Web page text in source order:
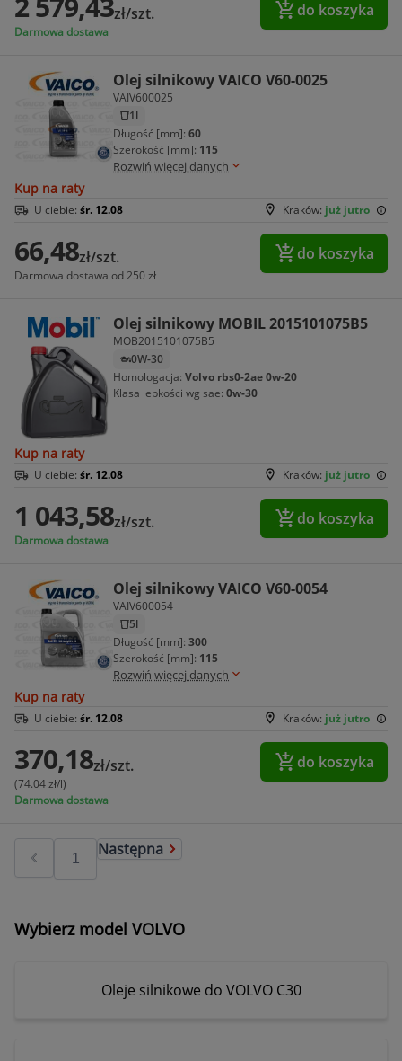
zł/szt.
Darmowa dostawa
do koszyka
Olej silnikowy VAICO V60-0025
VAIV600025
1l
Długość [mm]: 60
Szerokość [mm]: 115
Rozwiń więcej danych
Kup na raty
Kraków: już jutro
U ciebie: śr. 12.08
66,48zł/szt.
Darmowa dostawa od 250 zł
do koszyka
Olej silnikowy MOBIL 2015101075B5
MOB2015101075B5
0W-30
Homologacja: Volvo rbs0-2ae 0w-20
Klasa lepkości wg sae: 0w-30
Kup na raty
Kraków: już jutro
U ciebie: śr. 12.08
1 043,58zł/szt.
Darmowa dostawa
do koszyka
Olej silnikowy VAICO V60-0054
VAIV600054
5l
Długość [mm]: 300
Szerokość [mm]: 115
Rozwiń więcej danych
Kup na raty
Kraków: już jutro
U ciebie: śr. 12.08
370,18zł/szt.
(74.04 zł/l)
Darmowa dostawa
do koszyka
Następna
Wybierz model VOLVO
Oleje silnikowe do VOLVO C30